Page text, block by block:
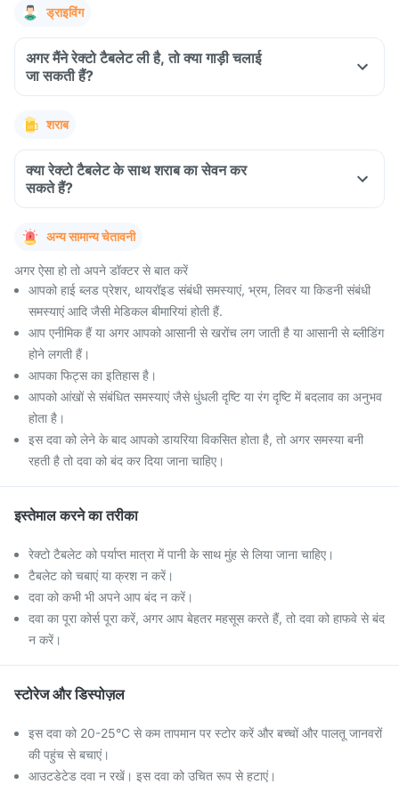
ड्राइविंग
अगर मैंने रेक्टो टैबलेट ली है, तो क्या गाड़ी चलाई
जा सकती हैं?
शराब
क्या रेक्टो टैबलेट के साथ शराब का सेवन कर
सकते हैं?
अन्य सामान्य चेतावनी
अगर ऐसा हो तो अपने डॉक्टर से बात करें
आपको हाई ब्लड प्रेशर, थायरॉइड संबंधी समस्याएं, भ्रम, लिवर या किडनी संबंधी
समस्याएं आदि जैसी मेडिकल बीमारियां होती हैं.
आप एनीमिक हैं या अगर आपको आसानी से खरोंच लग जाती है या आसानी से ब्लीडिंग
होने लगती हैं।
आपका फिट्स का इतिहास है।
आपको आंखों से संबंधित समस्याएं जैसे धुंधली दृष्टि या रंग दृष्टि में बदलाव का अनुभव
होता है।
इस दवा को लेने के बाद आपको डायरिया विकसित होता है, तो अगर समस्या बनी
रहती है तो दवा को बंद कर दिया जाना चाहिए।
इस्तेमाल करने का तरीका
रेक्टो टैबलेट को पर्याप्त मात्रा में पानी के साथ मुंह से लिया जाना चाहिए।
टैबलेट को चबाएं या क्रश न करें।
दवा को कभी भी अपने आप बंद न करें।
दवा का पूरा कोर्स पूरा करें, अगर आप बेहतर महसूस करते हैं, तो दवा को हाफवे से बंद
न करें।
स्टोरेज और डिस्पोज़ल
इस दवा को 20-25°C से कम तापमान पर स्टोर करें और बच्चों और पालतू जानवरों
की पहुंच से बचाएं।
आउटडेटेड दवा न रखें। इस दवा को उचित रूप से हटाएं।